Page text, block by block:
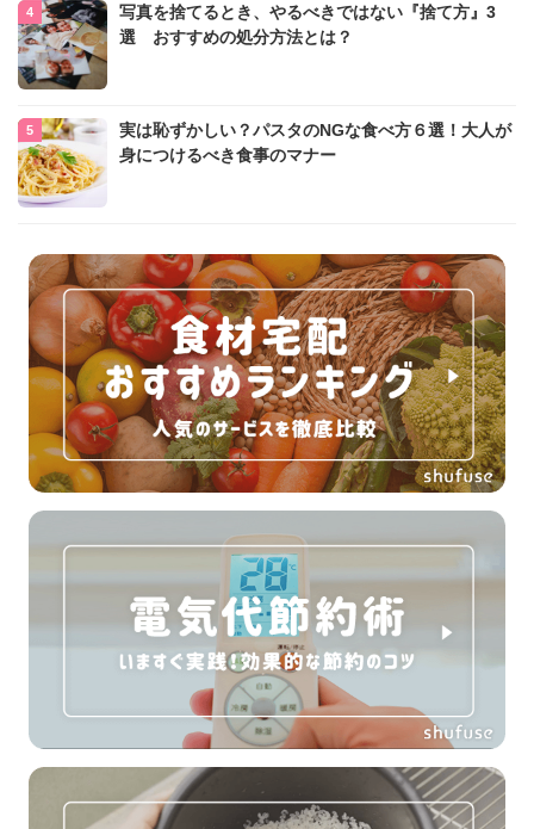
写真を捨てるとき、やるべきではない『捨て方』3
選 おすすめの処分方法とは？
実は恥ずかしい？パスタのNGな食べ方６選！大人が
身につけるべき食事のマナー